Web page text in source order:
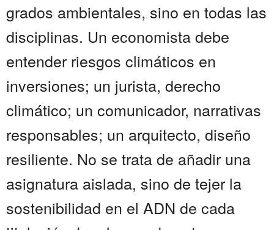
grados ambientales, sino en todas las
disciplinas. Un economista debe
entender riesgos climáticos en
inversiones; un jurista, derecho
climático; un comunicador, narrativas
responsables; un arquitecto, diseño
resiliente. No se trata de añadir una
asignatura aislada, sino de tejer la
sostenibilidad en el ADN de cada